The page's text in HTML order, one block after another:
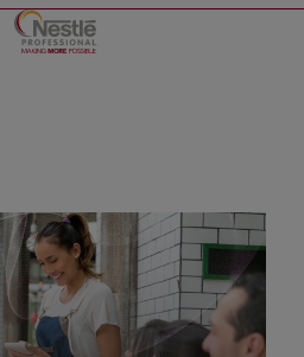
Skip